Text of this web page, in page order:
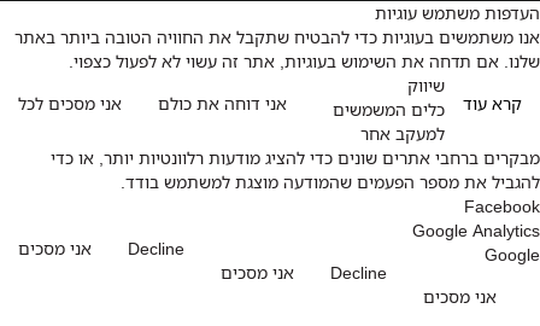
העדפות משתמש עוגיות
אנו משתמשים בעוגיות כדי להבטיח שתקבל את החוויה הטובה ביותר באתר
שלנו. אם תדחה את השימוש בעוגיות, אתר זה עשוי לא לפעול כצפוי.
אני מסכים לכל
אני דוחה את כולם קרא עוד
שיווק
כלים המשמשים
למעקב אחר
מבקרים ברחבי אתרים שונים כדי להציג מודעות רלוונטיות יותר, או כדי
להגביל את מספר הפעמים שהמודעה מוצגת למשתמש בודד.
Facebook
אני מסכים
Decline
Google Analytics
אני מסכים
Decline
Google
אני מסכים